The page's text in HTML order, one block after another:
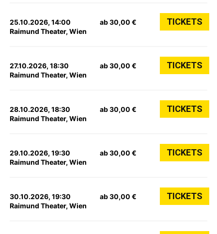
25.10.2026, 14:00
Raimund Theater, Wien
ab 30,00 € TICKETS
27.10.2026, 18:30
Raimund Theater, Wien
ab 30,00 € TICKETS
28.10.2026, 18:30
Raimund Theater, Wien
ab 30,00 € TICKETS
29.10.2026, 19:30
Raimund Theater, Wien
ab 30,00 € TICKETS
30.10.2026, 19:30
Raimund Theater, Wien
ab 30,00 € TICKETS